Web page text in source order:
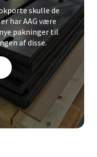
skulle de
har AAG være
pakninger til
af disse.